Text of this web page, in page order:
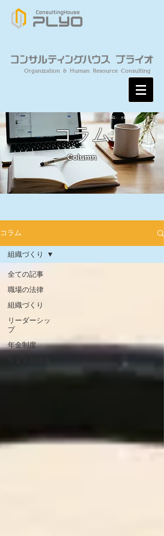
Organization & Human Resource Consulting
コラム
Column
コラム
全ての記事
職場の法律
組織づくり
リーダーシッ
プ
年金制度
組織づくり